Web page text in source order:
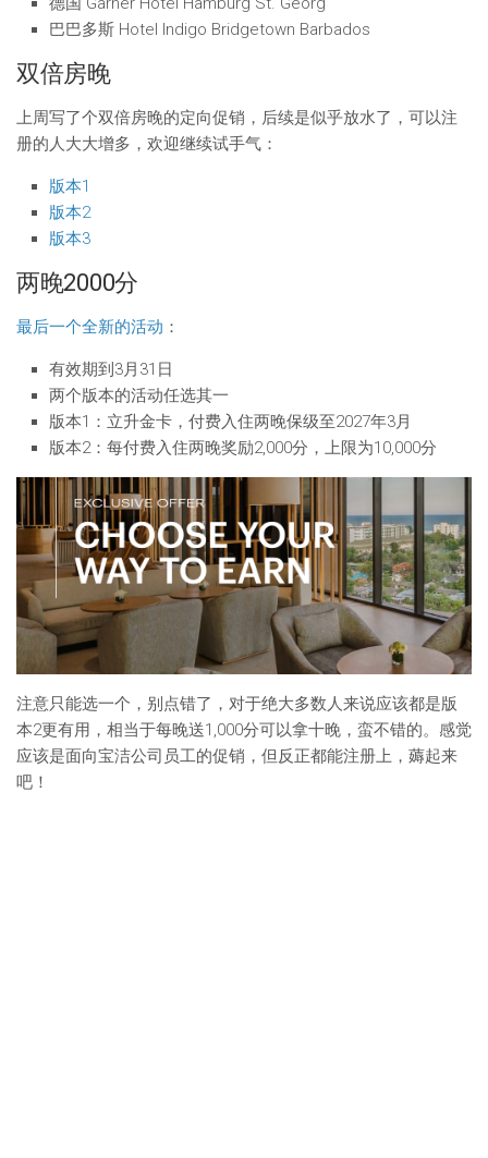
巴巴多斯 Hotel Indigo Bridgetown Barbados
双倍房晚
上周写了个双倍房晚的定向促销，后续是似乎放水了，可以注
册的人大大增多，欢迎继续试手气：
版本1
版本2
版本3
两晚2000分
最后一个全新的活动 ：
有效期到3月31日
两个版本的活动任选其一
版本1：立升金卡，付费入住两晚保级至2027年3月
版本2：每付费入住两晚奖励2,000分，上限为10,000分
注意只能选一个，别点错了，对于绝大多数人来说应该都是版
本2更有用，相当于每晚送1,000分可以拿十晚，蛮不错的。感觉
应该是面向宝洁公司员工的促销，但反正都能注册上，薅起来
吧！